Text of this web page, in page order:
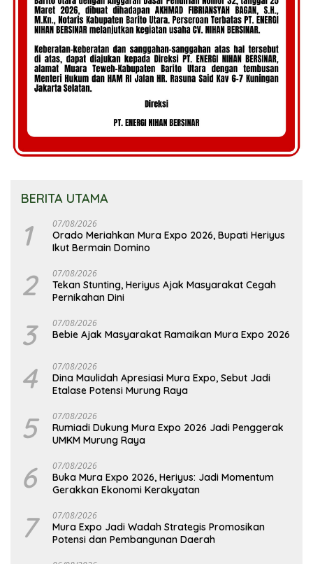
BERITA UTAMA
1 07/08/2026
Orado Meriahkan Mura Expo 2026, Bupati Heriyus
Ikut Bermain Domino
2 07/08/2026
Tekan Stunting, Heriyus Ajak Masyarakat Cegah
Pernikahan Dini
3 07/08/2026
Bebie Ajak Masyarakat Ramaikan Mura Expo 2026
4 07/08/2026
Dina Maulidah Apresiasi Mura Expo, Sebut Jadi
Etalase Potensi Murung Raya
5 07/08/2026
Rumiadi Dukung Mura Expo 2026 Jadi Penggerak
UMKM Murung Raya
6 07/08/2026
Buka Mura Expo 2026, Heriyus: Jadi Momentum
Gerakkan Ekonomi Kerakyatan
7 07/08/2026
Mura Expo Jadi Wadah Strategis Promosikan
Potensi dan Pembangunan Daerah